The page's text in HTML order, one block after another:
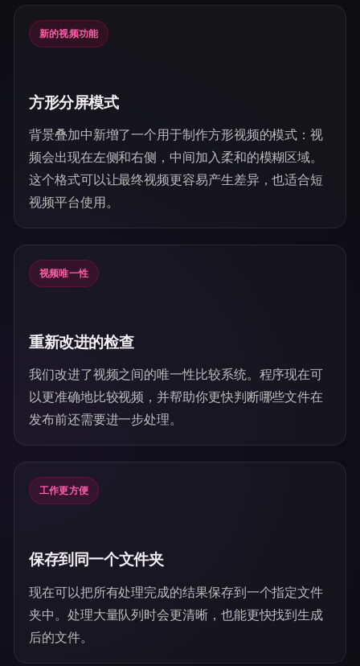
新的视频功能
方形分屏模式
背景叠加中新增了一个用于制作方形视频的模式：视
频会出现在左侧和右侧，中间加入柔和的模糊区域。
这个格式可以让最终视频更容易产生差异，也适合短
视频平台使用。
视频唯一性
重新改进的检查
我们改进了视频之间的唯一性比较系统。程序现在可
以更准确地比较视频，并帮助你更快判断哪些文件在
发布前还需要进一步处理。
工作更方便
保存到同一个文件夹
现在可以把所有处理完成的结果保存到一个指定文件
夹中。处理大量队列时会更清晰，也能更快找到生成
后的文件。